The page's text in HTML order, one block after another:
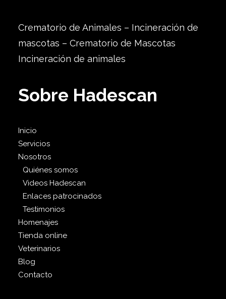
Crematorio de Animales – Incineración de
mascotas – Crematorio de Mascotas
Incineración de animales
Sobre Hadescan
Inicio
Servicios
Nosotros
Quiénes somos
Videos Hadescan
Enlaces patrocinados
Testimonios
Homenajes
Tienda online
Veterinarios
Blog
Contacto